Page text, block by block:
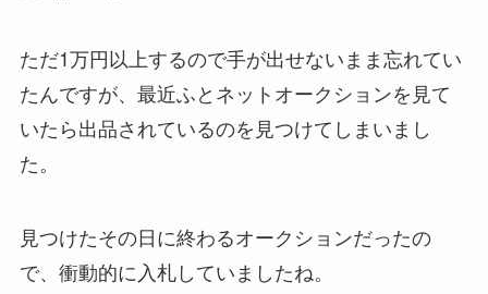
ただ1万円以上するので手が出せないまま忘れてい
たんですが、最近ふとネットオークションを見て
いたら出品されているのを見つけてしまいまし
た。
見つけたその日に終わるオークションだったの
で、衝動的に入札していましたね。